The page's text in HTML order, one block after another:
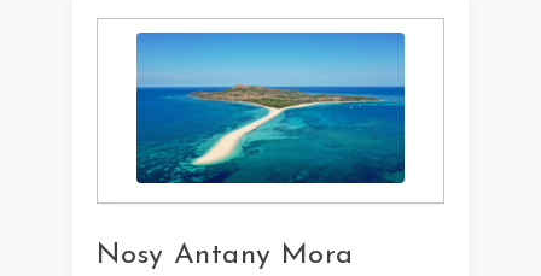
Nosy Antany Mora